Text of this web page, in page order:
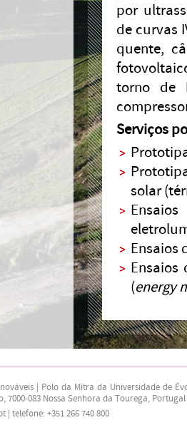
por
de curvas
quente,
torno de
Serviços
solar
Ensaios
Ensaios
(energy
| Polo da Mitra da Universidade de
7000-083 Nossa Senhora da Tourega, Portugal
| telefone: +351 266 740 800